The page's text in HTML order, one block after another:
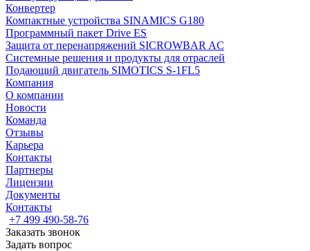
Конвертер
Компактные устройства SINAMICS G180
Программный пакет Drive ES
Защита от перенапряжений SICROWBAR AC
Системные решения и продукты для отраслей
Подающий двигатель SIMOTICS S-1FL5
Компания
О компании
Новости
Команда
Отзывы
Карьера
Контакты
Партнеры
Лицензии
Документы
Контакты
+7 499 490-58-76
Заказать звонок
Задать вопрос